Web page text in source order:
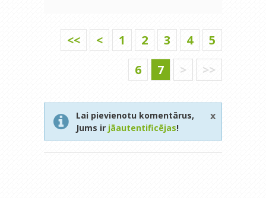
<< < 1 2 3 4
5
6
7 > >>
Lai pievienotu komentārus,
Jums ir jāautentificējas!
x